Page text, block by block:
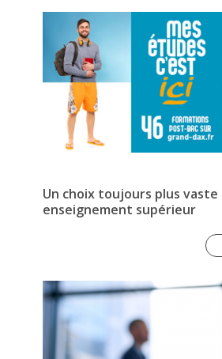
Un choix toujours plus vaste
enseignement supérieur